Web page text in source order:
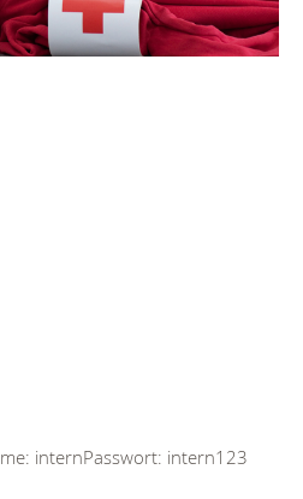
internPasswort: intern123